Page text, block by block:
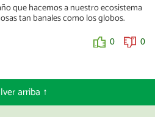
que hacemos a nuestro ecosistema
tan banales como los globos.
0 0
arriba ↑